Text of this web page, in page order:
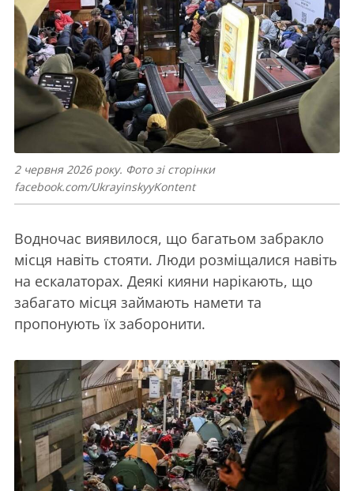
2 червня 2026 року. Фото зі сторінки
facebook.com/UkrayinskyyKontent
Водночас виявилося, що багатьом забракло
місця навіть стояти. Люди розміщалися навіть
на ескалаторах. Деякі кияни нарікають, що
забагато місця займають намети та
пропонують їх заборонити.